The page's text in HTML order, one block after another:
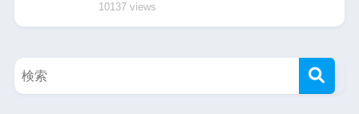
10137 views